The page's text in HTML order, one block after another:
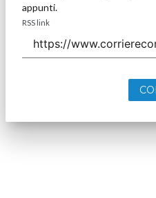
appunti.
RSS link